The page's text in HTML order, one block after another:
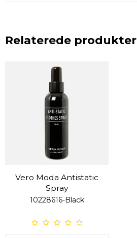
Relaterede produkter
Vero Moda Antistatic
Spray
10228616-Black